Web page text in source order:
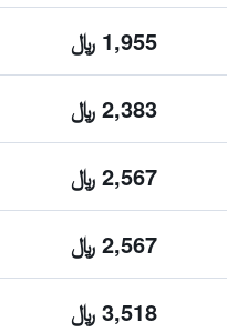
1,955 ﷼
2,383 ﷼
2,567 ﷼
2,567 ﷼
3,518 ﷼